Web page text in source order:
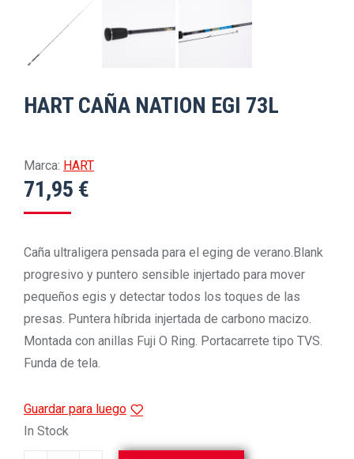
HART CAÑA NATION EGI 73L
Marca: HART
71,95 €
Caña ultraligera pensada para el eging de verano.Blank
progresivo y puntero sensible injertado para mover
pequeños egis y detectar todos los toques de las
presas. Puntera híbrida injertada de carbono macizo.
Montada con anillas Fuji O Ring. Portacarrete tipo TVS.
Funda de tela.
Guardar para luego
In Stock